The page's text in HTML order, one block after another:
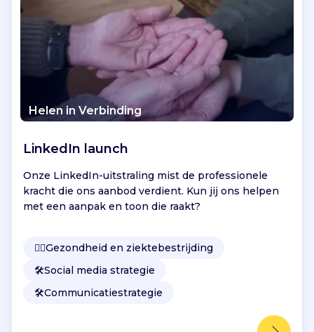
Helen in Verbinding
LinkedIn launch
Onze LinkedIn-uitstraling mist de professionele
kracht die ons aanbod verdient. Kun jij ons helpen
met een aanpak en toon die raakt?
👩‍⚕️Gezondheid en ziektebestrijding
🛠️Social media strategie
🛠️Communicatiestrategie